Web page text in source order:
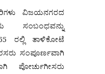
ವಿಜಯನಗರದ
ಸಂಬಂಧವನ್ನು
ರಲ್ಲಿ ತಾಳಿಕೋಟೆ
ಸಂಪೂರ್ಣವಾಗಿ
ಪೋರ್ಚುಗೀಸರು